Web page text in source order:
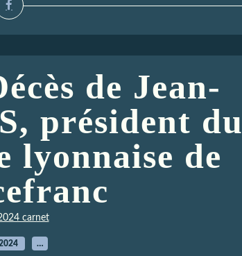
de Jean-
président du
lyonnaise de
carnet
…